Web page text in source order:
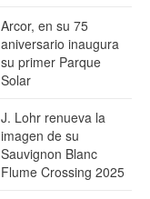
Arcor, en su 75
aniversario inaugura
su primer Parque
Solar
J. Lohr renueva la
imagen de su
Sauvignon Blanc
Flume Crossing 2025